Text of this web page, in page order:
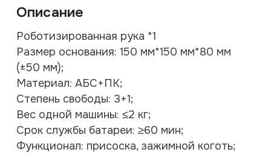
Описание
Роботизированная рука *1
Размер основания: 150 мм*150 мм*80 мм
(±50 мм);
Материал: АБС+ПК;
Степень свободы: 3+1;
Вес одной машины: ≤2 кг;
Срок службы батареи: ≥60 мин;
Функционал: присоска, зажимной коготь;